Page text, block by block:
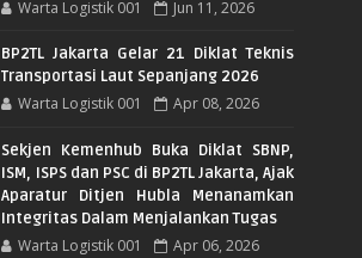
Warta Logistik 001 Jun 11, 2026
BP2TL Jakarta Gelar 21 Diklat Teknis
Transportasi Laut Sepanjang 2026
Warta Logistik 001 Apr 08, 2026
Sekjen Kemenhub Buka Diklat SBNP,
ISM, ISPS dan PSC di BP2TL Jakarta, Ajak
Aparatur Ditjen Hubla Menanamkan
Integritas Dalam Menjalankan Tugas
Warta Logistik 001 Apr 06, 2026